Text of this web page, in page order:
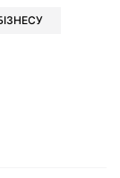
news
у LinkedIn